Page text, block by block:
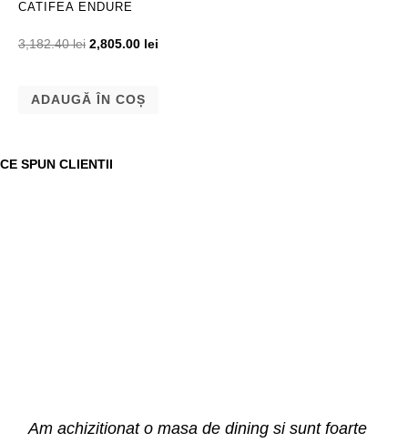
CATIFEA ENDURE
3,182.40lei 2,805.00 lei
ADAUGĂ ÎN COȘ
CE SPUN CLIENTII
Am achizitionat o masa de dining si sunt foarte